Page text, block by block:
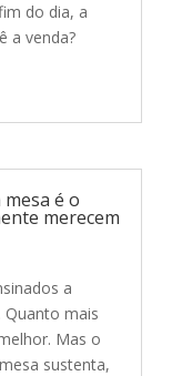
do dia, a
a venda?
é o
merecem
a
Quanto mais
Mas o
sustenta,